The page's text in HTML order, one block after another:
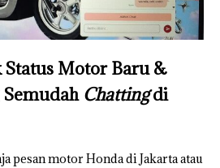
Status Motor Baru &
Chattingdi
pesan motor Honda di Jakarta atau